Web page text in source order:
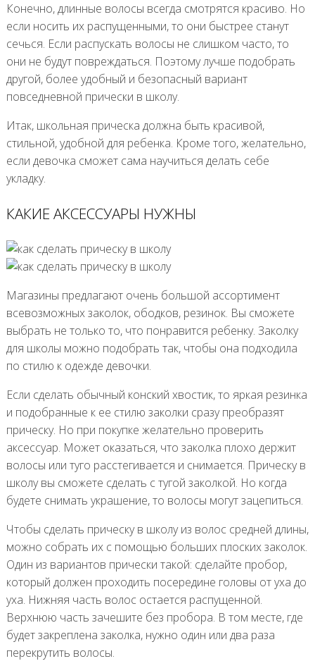
Конечно, длинные волосы всегда смотрятся красиво. Но
если носить их распущенными, то они быстрее станут
сечься. Если распускать волосы не слишком часто, то
они не будут повреждаться. Поэтому лучше подобрать
другой, более удобный и безопасный вариант
повседневной прически в школу.
Итак, школьная прическа должна быть красивой,
стильной, удобной для ребенка. Кроме того, желательно,
если девочка сможет сама научиться делать себе
укладку.
КАКИЕ АКСЕССУАРЫ НУЖНЫ
Магазины предлагают очень большой ассортимент
всевозможных заколок, ободков, резинок. Вы сможете
выбрать не только то, что понравится ребенку. Заколку
для школы можно подобрать так, чтобы она подходила
по стилю к одежде девочки.
Если сделать обычный конский хвостик, то яркая резинка
и подобранные к ее стилю заколки сразу преобразят
прическу. Но при покупке желательно проверить
аксессуар. Может оказаться, что заколка плохо держит
волосы или туго расстегивается и снимается. Прическу в
школу вы сможете сделать с тугой заколкой. Но когда
будете снимать украшение, то волосы могут зацепиться.
Чтобы сделать прическу в школу из волос средней длины,
можно собрать их с помощью больших плоских заколок.
Один из вариантов прически такой: сделайте пробор,
который должен проходить посередине головы от уха до
уха. Нижняя часть волос остается распущенной.
Верхнюю часть зачешите без пробора. В том месте, где
будет закреплена заколка, нужно один или два раза
перекрутить волосы.